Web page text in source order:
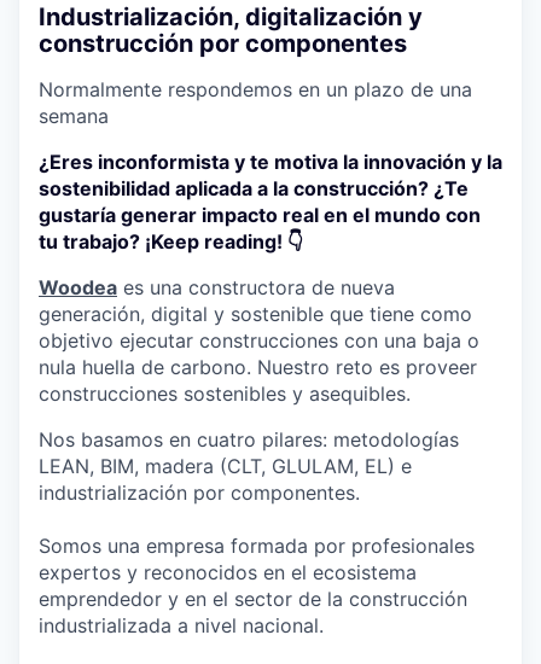
Industrialización, digitalización y
construcción por componentes
Normalmente respondemos en un plazo de una
semana
¿Eres inconformista y te motiva la innovación y la
sostenibilidad aplicada a la construcción? ¿Te
gustaría generar impacto real en el mundo con
tu trabajo? ¡Keep reading! 👇
Woodea es una constructora de nueva
generación, digital y sostenible que tiene como
objetivo ejecutar construcciones con una baja o
nula huella de carbono. Nuestro reto es proveer
construcciones sostenibles y asequibles.
Nos basamos en cuatro pilares: metodologías
LEAN, BIM, madera (CLT, GLULAM, EL) e
industrialización por componentes.
Somos una empresa formada por profesionales
expertos y reconocidos en el ecosistema
emprendedor y en el sector de la construcción
industrializada a nivel nacional.